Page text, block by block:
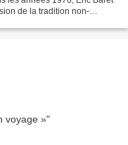
de la tradition non-